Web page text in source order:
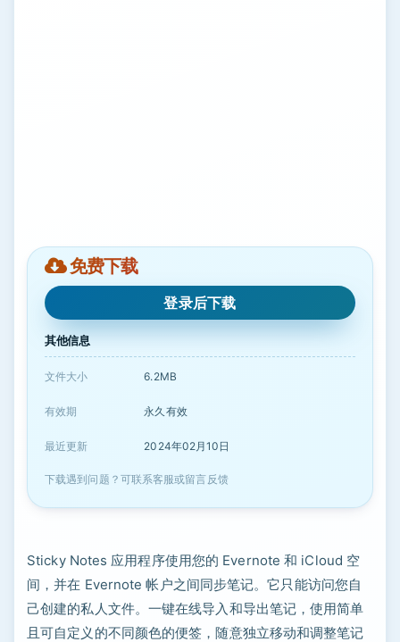
免费下载
登录后下载
其他信息
文件大小 6.2MB
有效期 永久有效
最近更新 2024年02月10日
下载遇到问题？可联系客服或留言反馈
Sticky Notes 应用程序使用您的 Evernote 和 iCloud 空
间，并在 Evernote 帐户之间同步笔记。它只能访问您自
己创建的私人文件。一键在线导入和导出笔记，使用简单
且可自定义的不同颜色的便签，随意独立移动和调整笔记